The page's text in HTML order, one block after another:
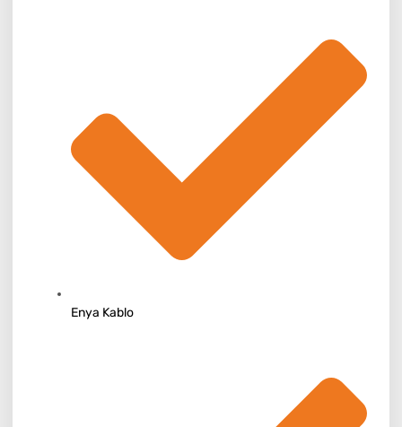
Enya Kablo